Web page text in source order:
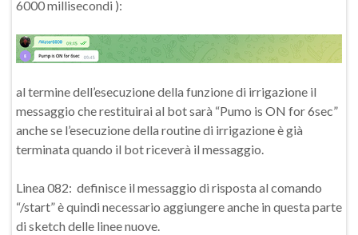
6000 millisecondi ):
al termine dell’esecuzione della funzione di irrigazione il
messaggio che restituirai al bot sarà “Pumo is ON for 6sec”
anche se l’esecuzione della routine di irrigazione è già
terminata quando il bot riceverà il messaggio.
Linea 082: definisce il messaggio di risposta al comando
“/start” è quindi necessario aggiungere anche in questa parte
di sketch delle linee nuove.